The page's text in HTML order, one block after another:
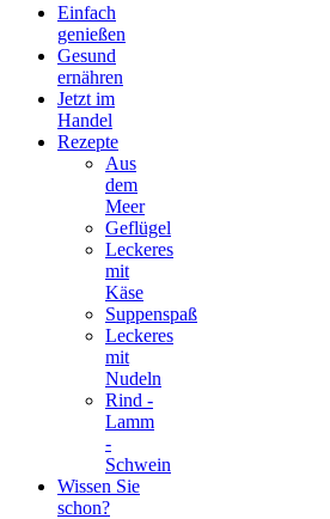
Einfach
genießen
Gesund
ernähren
Jetzt im
Handel
Rezepte
Aus
dem
Meer
Geflügel
Leckeres
mit
Käse
Suppenspaß
Leckeres
mit
Nudeln
Rind -
Lamm
-
Schwein
Wissen Sie
schon?